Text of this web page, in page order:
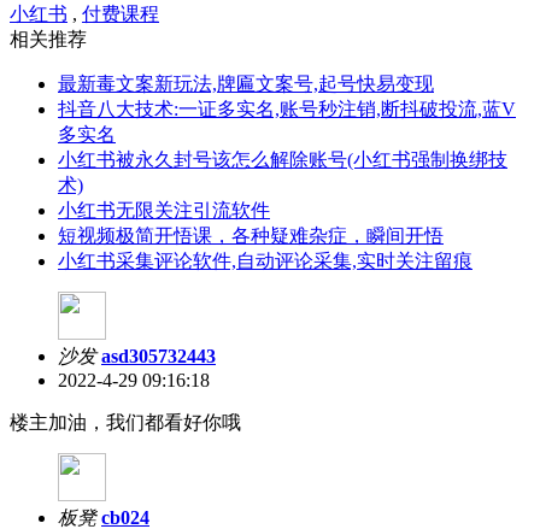
小红书 , 付费课程
相关推荐
最新毒文案新玩法,牌匾文案号,起号快易变现
抖音八大技术:一证多实名,账号秒注销,断抖破投流,蓝V
多实名
小红书被永久封号该怎么解除账号(小红书强制换绑技
术)
小红书无限关注引流软件
短视频极简开悟课，各种​疑难杂症，瞬间开悟
小红书采集评论软件,自动评论采集,实时关注留痕
沙发 asd305732443
2022-4-29 09:16:18
楼主加油，我们都看好你哦
板凳 cb024